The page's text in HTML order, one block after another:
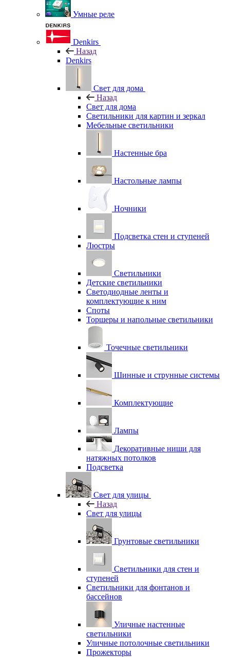
Умные реле
Denkirs
Назад
Denkirs
Свет для дома
Назад
Свет для дома
Светильники для картин и зеркал
Мебельные светильники
Настенные бра
Настольные лампы
Ночники
Подсветка стен и ступеней
Люстры
Светильники
Детские светильники
Светодиодные ленты и
комплектующие к ним
Споты
Торшеры и напольные светильники
Точечные светильники
Шинные и струнные системы
Комплектующие
Лампы
Декоративные ниши для
натяжных потолков
Подсветка
Свет для улицы
Назад
Свет для улицы
Грунтовые светильники
Светильники для стен и
ступеней
Светильники для фонтанов и
бассейнов
Уличные настенные
светильники
Уличные потолочные светильники
Прожекторы